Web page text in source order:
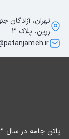
تهران، آزادگان
زرین، پلاک 3